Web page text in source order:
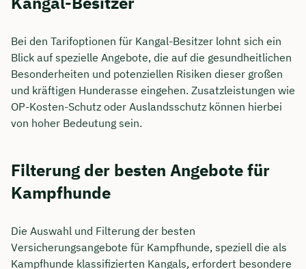
Bei den Tarifoptionen für Kangal-Besitzer lohnt sich ein
Blick auf spezielle Angebote, die auf die gesundheitlichen
Besonderheiten und potenziellen Risiken dieser großen
und kräftigen Hunderasse eingehen. Zusatzleistungen wie
OP-Kosten-Schutz oder Auslandsschutz können hierbei
von hoher Bedeutung sein.
Filterung der besten Angebote für
Kampfhunde
Die Auswahl und Filterung der besten
Versicherungsangebote für Kampfhunde, speziell die als
Kampfhunde klassifizierten Kangals, erfordert besondere